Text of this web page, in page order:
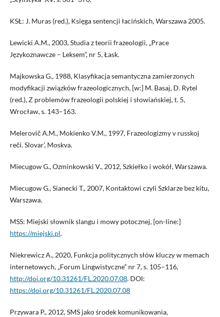
KSŁ: J. Muras (red.), Księga sentencji łacińskich, Warszawa 2005.
Lewicki A.M., 2003, Studia z teorii frazeologii, „Prace
Językoznawcze – Leksem”, nr 5, Łask.
Majkowska G., 1988, Klasyfikacja semantyczna zamierzonych
modyfikacji związków frazeologicznych, [w:] M. Basaj, D. Rytel
(red.), Z problemów frazeologii polskiej i słowiańskiej, t. 5,
Wrocław, s. 143–163.
Melerovič A.M., Mokienko V.M., 1997, Frazeologizmy v russkoj
reči. Slovar’, Moskva.
Miecugow G., Ozminkowski V., 2012, Szkiełko i wokół, Warszawa.
Miecugow G., Sianecki T., 2007, Kontaktowi czyli Szklarze bez kitu,
Warszawa.
MSS: Miejski słownik slangu i mowy potocznej, [on-line:]
https://miejski.pl.
Niekrewicz A., 2020, Funkcja politycznych słów kluczy w memach
internetowych, „Forum Lingwistyczne” nr 7, s. 105–116,
http://doi.org/10.31261/FL.2020.07.08. DOI:
https://doi.org/10.31261/FL.2020.07.08
Przywara P., 2012, SMS jako środek komunikowania,